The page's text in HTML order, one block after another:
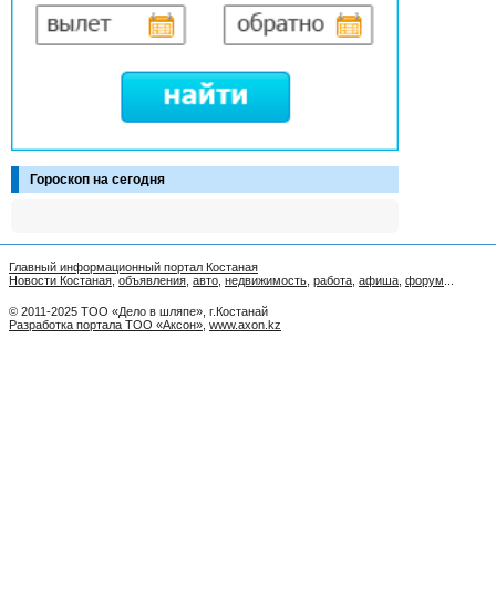
Гороскоп на сегодня
Главный информационный портал Костаная
Новости Костаная объявления авто недвижимость работа афиша форум
© 2011-2025 ТОО «Дело в шляпе», г.Костанай
Разработка портала ТОО «Аксон» www.axon.kz